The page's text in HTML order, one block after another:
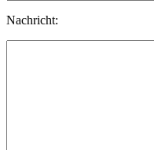
Nachricht: